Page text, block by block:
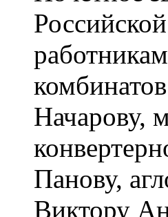
Начарову,
Панову,
Виктору